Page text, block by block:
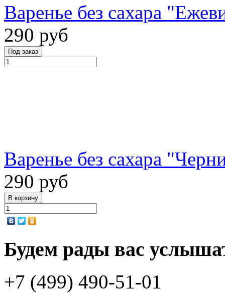
Варенье без сахара
290 руб
Варенье без сахара
290 руб
Будем рады вас
+7 (499) 490-51-01